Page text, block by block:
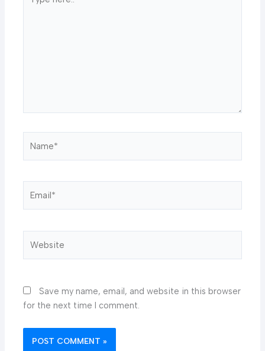
here..
Save my name, email, and website in this browser
for the next time I comment.